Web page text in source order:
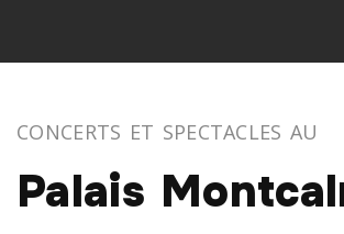
CONCERTS ET SPECTACLES AU
Palais